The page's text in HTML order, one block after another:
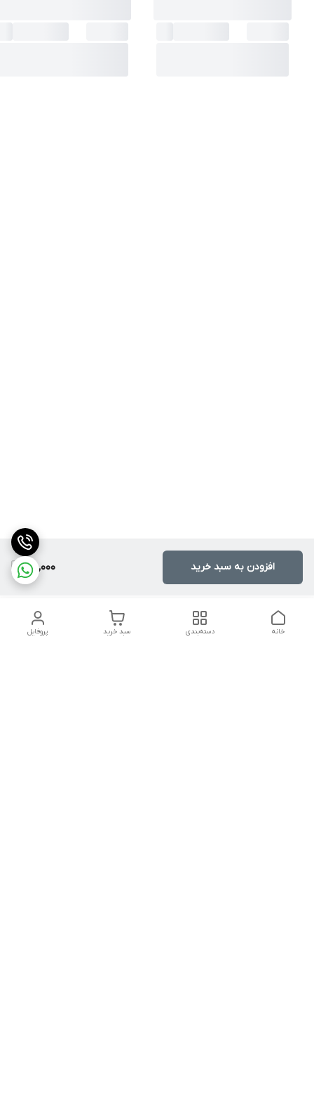
120,000 افزودن به سبد خرید
پروفایل سبد خرید دسته‌بندی خانه